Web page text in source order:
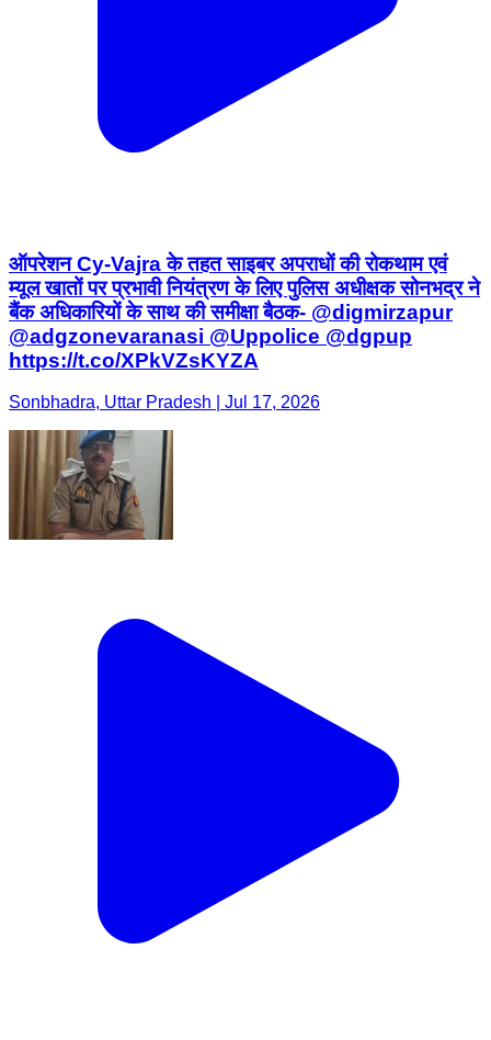
ऑपरेशन Cy-Vajra के तहत साइबर अपराधों की रोकथाम एवं
म्यूल खातों पर प्रभावी नियंत्रण के लिए पुलिस अधीक्षक सोनभद्र ने
बैंक अधिकारियों के साथ की समीक्षा बैठक- @digmirzapur
@adgzonevaranasi @Uppolice @dgpup
https://t.co/XPkVZsKYZA
Sonbhadra, Uttar Pradesh | Jul 17, 2026